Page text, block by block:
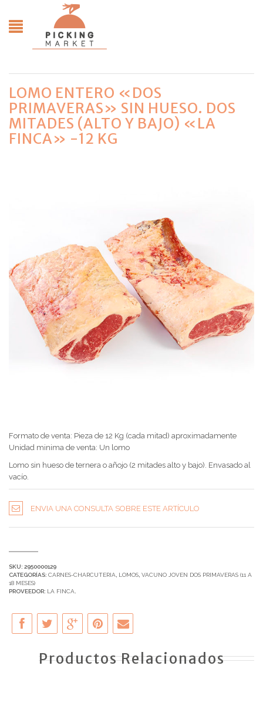
LOMO ENTERO «DOS
PRIMAVERAS» SIN HUESO. DOS
MITADES (ALTO Y BAJO) «LA
FINCA» -12 KG
Formato de venta: Pieza de 12 Kg (cada mitad) aproximadamente
Unidad minima de venta: Un lomo
Lomo sin hueso de ternera o añojo (2 mitades alto y bajo). Envasado al
vacío.
ENVIA UNA CONSULTA SOBRE ESTE ARTÍCULO
SKU: 2950000129
CATEGORÍAS: CARNES-CHARCUTERIA LOMOS VACUNO JOVEN DOS PRIMAVERAS (11 A
18 MESES)
PROVEEDOR: LA FINCA
Productos Relacionados